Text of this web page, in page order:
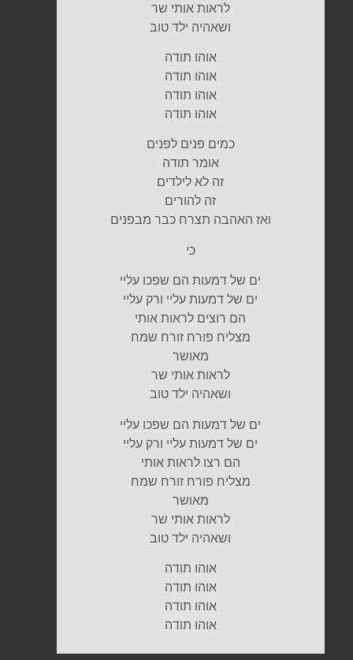
לראות אותי שר
ושאהיה ילד טוב
אוהו תודה
אוהו תודה
אוהו תודה
אוהו תודה
כמים פנים לפנים
אומר תודה
זה לא לילדים
זה להורים
ואז האהבה תצרח כבר מבפנים
כי
ים של דמעות הם שפכו עליי
ים של דמעות עליי ורק עליי
הם רוצים לראות אותי
מצליח פורח זורח שמח
מאושר
לראות אותי שר
ושאהיה ילד טוב
ים של דמעות הם שפכו עליי
ים של דמעות עליי ורק עליי
הם רצו לראות אותי
מצליח פורח זורח שמח
מאושר
לראות אותי שר
ושאהיה ילד טוב
אוהו תודה
אוהו תודה
אוהו תודה
אוהו תודה